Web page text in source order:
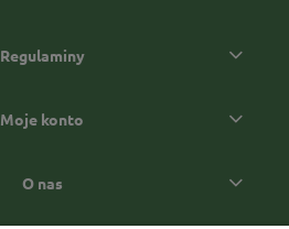
Regulaminy
Moje konto
O nas